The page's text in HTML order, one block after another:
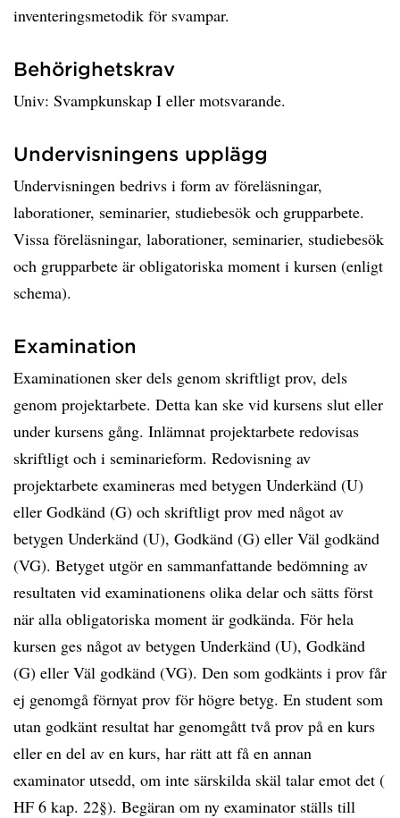
inventeringsmetodik för svampar.
Behörighetskrav
Univ: Svampkunskap I eller motsvarande.
Undervisningens upplägg
Undervisningen bedrivs i form av föreläsningar,
laborationer, seminarier, studiebesök och grupparbete.
Vissa föreläsningar, laborationer, seminarier, studiebesök
och grupparbete är obligatoriska moment i kursen (enligt
schema).
Examination
Examinationen sker dels genom skriftligt prov, dels
genom projektarbete. Detta kan ske vid kursens slut eller
under kursens gång. Inlämnat projektarbete redovisas
skriftligt och i seminarieform. Redovisning av
projektarbete examineras med betygen Underkänd (U)
eller Godkänd (G) och skriftligt prov med något av
betygen Underkänd (U), Godkänd (G) eller Väl godkänd
(VG). Betyget utgör en sammanfattande bedömning av
resultaten vid examinationens olika delar och sätts först
när alla obligatoriska moment är godkända. För hela
kursen ges något av betygen Underkänd (U), Godkänd
(G) eller Väl godkänd (VG). Den som godkänts i prov får
ej genomgå förnyat prov för högre betyg. En student som
utan godkänt resultat har genomgått två prov på en kurs
eller en del av en kurs, har rätt att få en annan
examinator utsedd, om inte särskilda skäl talar emot det (
HF 6 kap. 22§). Begäran om ny examinator ställs till